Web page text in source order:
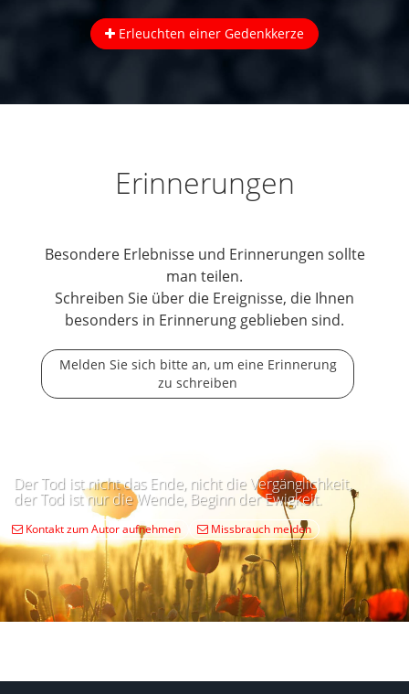
Erleuchten einer Gedenkkerze
Erinnerungen
Besondere Erlebnisse und Erinnerungen sollte
man teilen.
Schreiben Sie über die Ereignisse, die Ihnen
besonders in Erinnerung geblieben sind.
Melden Sie sich bitte an, um eine Erinnerung
zu schreiben
Der Tod ist nicht das Ende, nicht die Vergänglichkeit,
der Tod ist nur die Wende, Beginn der Ewigkeit.
Kontakt zum Autor aufnehmen Missbrauch melden